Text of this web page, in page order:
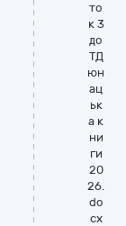
то
к 3
до
ТД
юн
ац
ьк
а к
ни
ги
20
26.
do
cx